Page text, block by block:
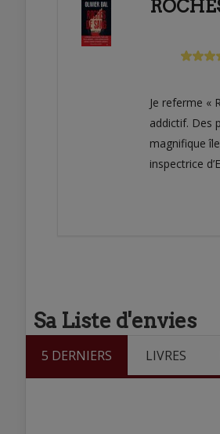
Je referme «
addictif. Des
magnifique
inspectrice
Sa Liste d'envies
5 DERNIERS LIVRES